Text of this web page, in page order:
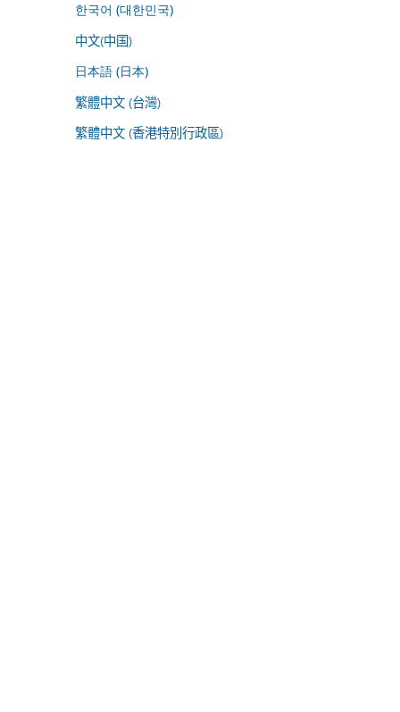
한국어 (대한민국)
中文(中国)
日本語 (日本)
繁體中文 (台灣)
繁體中文 (香港特別行政區)